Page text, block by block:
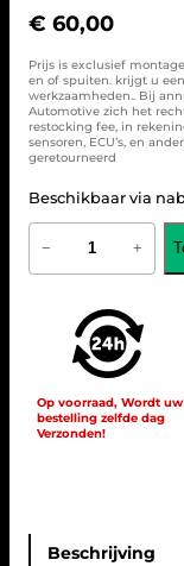
€ 60,00
Prijs is exclusief
en of spuiten. krijgt u
werkzaamheden.. Bij
Automotive zich het
restocking fee, in
sensoren, ECU’s, en
geretourneerd
Beschikbaar via
A
M
G
N
K
R
− +
Op voorraad, Wordt uw
bestelling zelfde dag
Verzonden!
Beschrijving